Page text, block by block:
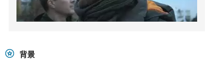
背景